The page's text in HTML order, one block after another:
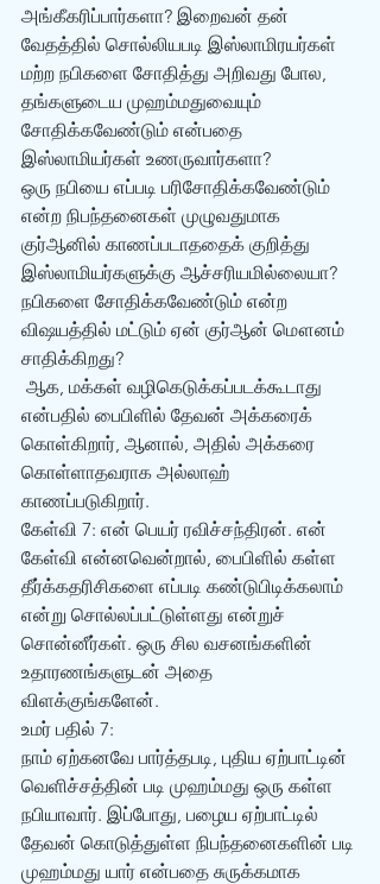
அங்கீகரிப்பார்களா? இறைவன் தன்
வேதத்தில் சொல்லியபடி இஸ்லாமிரயர்கள்
மற்ற நபிகளை சோதித்து அறிவது போல,
தங்களுடைய முஹம்மதுவையும்
சோதிக்கவேண்டும் என்பதை
இஸ்லாமியர்கள் உணருவார்களா?
ஒரு நபியை எப்படி பரிசோதிக்கவேண்டும்
என்ற நிபந்தனைகள் முழுவதுமாக
குர்‍ஆனில் காணப்படாததைக் குறித்து
இஸ்லாமியர்களுக்கு ஆச்சரியமில்லையா?
நபிகளை சோதிக்கவேண்டும் என்ற
விஷயத்தில் மட்டும் ஏன் குர்‍ஆன் மௌனம்
சாதிக்கிறது?
என்பதில் பைபிளில் தேவன் அக்கரைக்
கொள்கிறார், ஆனால், அதில் அக்கரை
கொள்ளாதவராக அல்லாஹ்
காணப்படுகிறார்.
கேள்வி 7: என் பெயர் ரவிச்சந்திரன். என்
கேள்வி என்னவென்றால், பைபிளில் கள்ள
தீர்க்கதரிசிகளை எப்படி கண்டுபிடிக்கலாம்
என்று சொல்லப்பட்டுள்ளது என்றுச்
சொன்னீர்கள். ஒரு சில வசனங்களின்
உதாரணங்களுடன் அதை
விளக்குங்களேன்.
உமர் பதில் 7:
நாம் ஏற்கனவே பார்த்தபடி, புதிய ஏற்பாட்டின்
வெளிச்சத்தின் படி முஹம்மது ஒரு கள்ள
நபியாவார். இப்போது, பழைய ஏற்பாட்டில்
தேவன் கொடுத்துள்ள நிபந்தனைகளின் படி
முஹம்மது யார் என்பதை சுருக்கமாக